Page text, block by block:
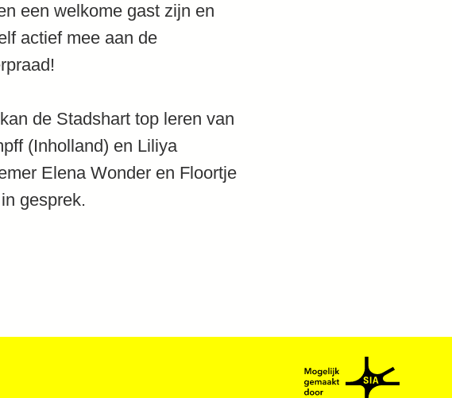
een welkome gast zijn en
actief mee aan de
de Stadshart top leren van
(Inholland) en Liliya
Elena Wonder en Floortje
gesprek.